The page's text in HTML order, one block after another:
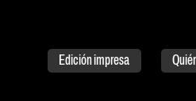
Edición impresa